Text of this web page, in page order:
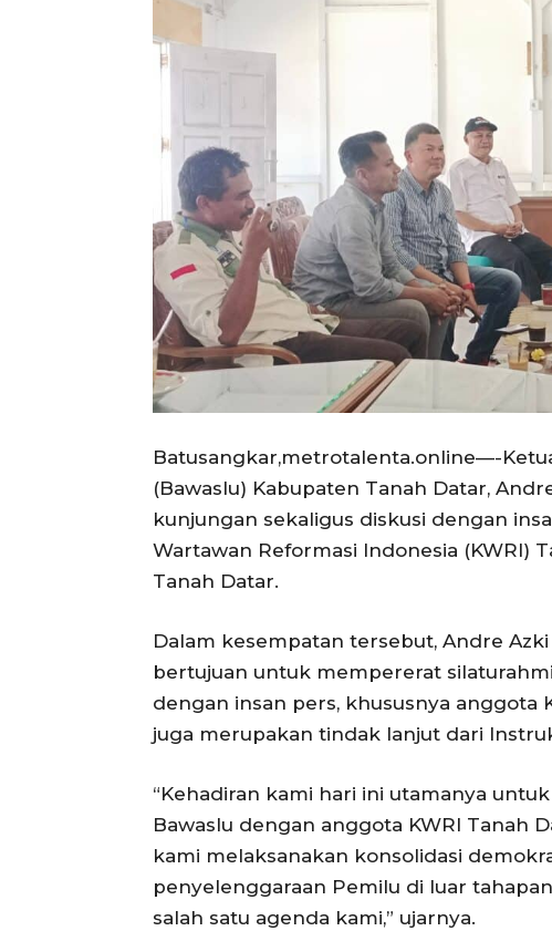
Batusangkar,metrotalenta.online—-
(Bawaslu) Kabupaten Tanah Datar,
kunjungan sekaligus diskusi dengan
Wartawan Reformasi Indonesia (KWRI)
Tanah Datar.
Dalam kesempatan tersebut, Andre
bertujuan untuk mempererat
dengan insan pers, khususnya anggota
juga merupakan tindak lanjut dari
“Kehadiran kami hari ini utamanya
Bawaslu dengan anggota KWRI Tanah
kami melaksanakan konsolidasi
penyelenggaraan Pemilu di luar
salah satu agenda kami,” ujarnya.